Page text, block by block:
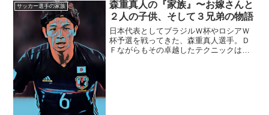
サッカー選手の家族
森重真人の『家族』〜お嫁さんと
２人の子供、そして３兄弟の物語
日本代表としてブラジルＷ杯やロシアＷ
杯予選を戦ってきた、森重真人選手。Ｄ
Ｆながらもその卓越したテクニックは、